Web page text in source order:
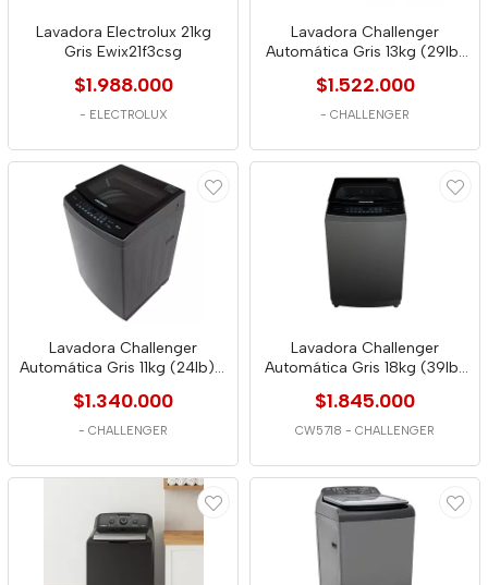
Lavadora Electrolux 21kg
Gris Ewix21f3csg
$1.988.000
- ELECTROLUX
Lavadora Challenger
Automática Gris 13kg (29lb)
$1.522.000
- CHALLENGER
Lavadora Challenger
Automática Gris 11kg (24lb) -
$1.340.000
- CHALLENGER
Lavadora Challenger
Automática Gris 18kg (39lb)
$1.845.000
CW5718 - CHALLENGER